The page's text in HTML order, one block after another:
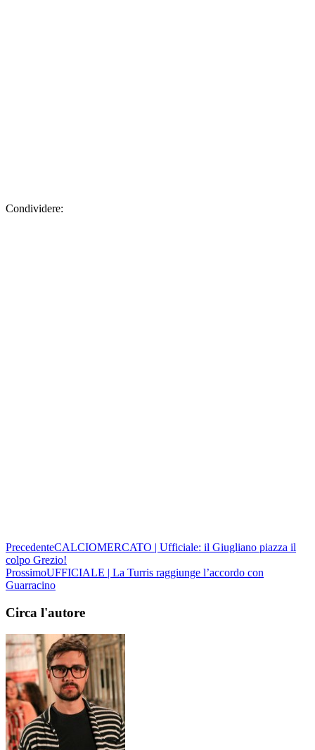
Condividere:
PrecedenteCALCIOMERCATO | Ufficiale: il Giugliano piazza il
colpo Grezio!
ProssimoUFFICIALE | La Turris raggiunge l’accordo con
Guarracino
Circa l'autore